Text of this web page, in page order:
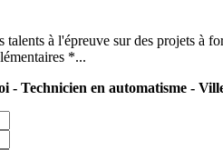
talents à l'épreuve sur des projets
*...
- Technicien en automatisme -